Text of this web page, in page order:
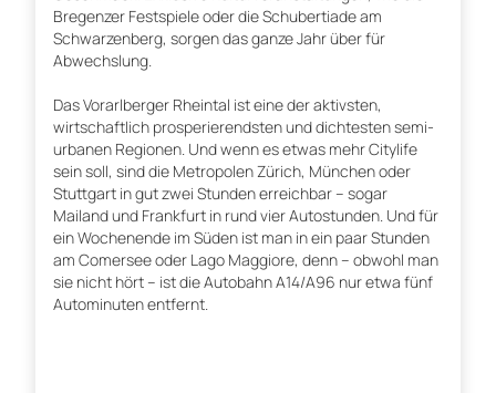
Bregenzer Festspiele oder die Schubertiade am
Schwarzenberg, sorgen das ganze Jahr über für
Abwechslung.
Das Vorarlberger Rheintal ist eine der aktivsten,
wirtschaftlich prosperierendsten und dichtesten semi-
urbanen Regionen. Und wenn es etwas mehr Citylife
sein soll, sind die Metropolen Zürich, München oder
Stuttgart in gut zwei Stunden erreichbar – sogar
Mailand und Frankfurt in rund vier Autostunden. Und für
ein Wochenende im Süden ist man in ein paar Stunden
am Comersee oder Lago Maggiore, denn – obwohl man
sie nicht hört – ist die Autobahn A14/A96 nur etwa fünf
Autominuten entfernt.